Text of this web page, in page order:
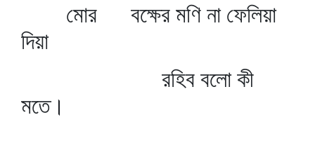
মোর বক্ষের মণি না ফেলিয়া
দিয়া
রহিব বলো কী
মতে।